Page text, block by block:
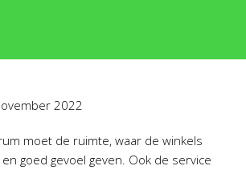
2022
moet de ruimte, waar de winkels
goed gevoel geven. Ook de service